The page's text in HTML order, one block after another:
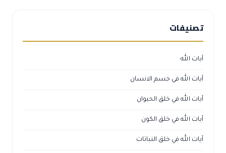
تصنيفات
آيات الله
آيات الله في جسم الانسان
آيات الله في خلق الحيوان
آيات الله في خلق الكون
آيات الله في خلق النباتات